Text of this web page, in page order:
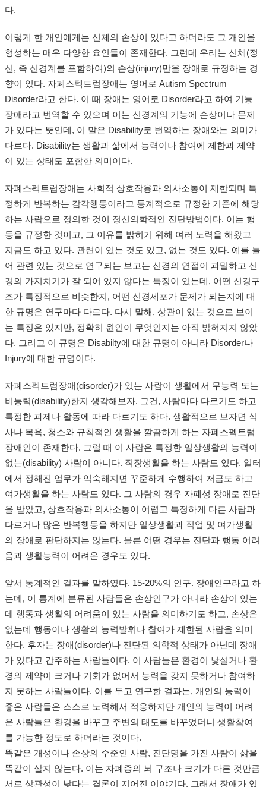
다.
이렇게 한 개인에게는 신체의 손상이 있다고 하더라도 그 개인을
형성하는 매우 다양한 요인들이 존재한다. 그런데 우리는 신체(정
신, 즉 신경계를 포함하여)의 손상(injury)만을 장애로 규정하는 경
향이 있다. 자폐스펙트럼장애는 영어로 Autism Spectrum
Disorder라고 한다. 이 때 장애는 영어로 Disorder라고 하여 기능
장애라고 번역할 수 있으며 이는 신경계의 기능에 손상이나 문제
가 있다는 뜻인데, 이 말은 Disability로 번역하는 장애와는 의미가
다르다. Disability는 생활과 삶에서 능력이나 참여에 제한과 제약
이 있는 상태도 포함한 의미이다.
자폐스펙트럼장애는 사회적 상호작용과 의사소통이 제한되며 특
정하게 반복하는 감각행동이라고 통계적으로 규정한 기준에 해당
하는 사람으로 정의한 것이 정신의학적인 진단방법이다. 이는 행
동을 규정한 것이고, 그 이유를 밝히기 위해 여러 노력을 해왔고
지금도 하고 있다. 관련이 있는 것도 있고, 없는 것도 있다. 예를 들
어 관련 있는 것으로 연구되는 보고는 신경의 연접이 과밀하고 신
경의 가지치기가 잘 되어 있지 않다는 특징이 있는데, 어떤 신경구
조가 특징적으로 비슷한지, 어떤 신경세포가 문제가 되는지에 대
한 규명은 연구마다 다르다. 다시 말해, 상관이 있는 것으로 보이
는 특징은 있지만, 정확히 원인이 무엇인지는 아직 밝혀지지 않았
다. 그리고 이 규명은 Disabilty에 대한 규명이 아니라 Disorder나
Injury에 대한 규명이다.
자폐스펙트럼장애(disorder)가 있는 사람이 생활에서 무능력 또는
비능력(disability)한지 생각해보자. 그건, 사람마다 다르기도 하고
특정한 과제나 활동에 따라 다르기도 하다. 생활적으로 보자면 식
사나 목욕, 청소와 규칙적인 생활을 깔끔하게 하는 자폐스펙트럼
장애인이 존재한다. 그럴 때 이 사람은 특정한 일상생활의 능력이
없는(disability) 사람이 아니다. 직장생활을 하는 사람도 있다. 일터
에서 정해진 업무가 익숙해지면 꾸준하게 수행하여 저금도 하고
여가생활을 하는 사람도 있다. 그 사람의 경우 자폐성 장애로 진단
을 받았고, 상호작용과 의사소통이 어렵고 특정하게 다른 사람과
다르거나 많은 반복행동을 하지만 일상생활과 직업 및 여가생활
의 장애로 판단하지는 않는다. 물론 어떤 경우는 진단과 행동 어려
움과 생활능력이 어려운 경우도 있다.
앞서 통계적인 결과를 말하였다. 15-20%의 인구. 장애인구라고 하
는데, 이 통계에 분류된 사람들은 손상인구가 아니라 손상이 있는
데 행동과 생활의 어려움이 있는 사람을 의미하기도 하고, 손상은
없는데 행동이나 생활의 능력발휘나 참여가 제한된 사람을 의미
한다. 후자는 장애(disorder)나 진단된 의학적 상태가 아닌데 장애
가 있다고 간주하는 사람들이다. 이 사람들은 환경이 낯설거나 환
경의 제약이 크거나 기회가 없어서 능력을 갖지 못하거나 참여하
지 못하는 사람들이다. 이를 두고 연구한 결과는, 개인의 능력이
좋은 사람들은 스스로 노력해서 적응하지만 개인의 능력이 어려
운 사람들은 환경을 바꾸고 주변의 태도를 바꾸었더니 생활참여
를 가능한 정도로 하더라는 것이다.
똑같은 개성이나 손상의 수준인 사람, 진단명을 가진 사람이 삶을
똑같이 살지 않는다. 이는 자폐증의 뇌 구조나 크기가 다른 것만큼
서로 상관성이 낮다는 결론이 지어진 이야기다. 그래서 장애가 있